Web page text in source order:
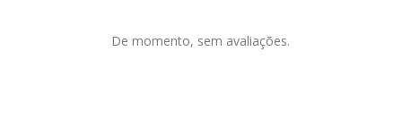
De momento, sem avaliações.